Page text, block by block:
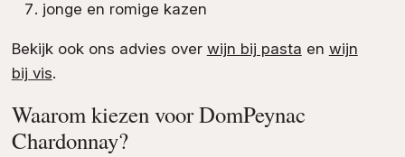
jonge en romige kazen
Bekijk ook ons advies over wijn bij pasta en wijn
bij vis.
Waarom kiezen voor DomPeynac
Chardonnay?